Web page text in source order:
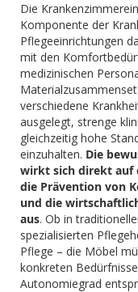
Die
Komponente der
Pflegeeinrichtungen
mit den
medizinischen
verschiedene
ausgelegt, strenge
gleichzeitig hohe
einzuhalten. Die
wirkt sich direkt auf
die Prävention von
und die
aus. Ob in
spezialisierten
Pflege – die Möbel
konkreten
Autonomiegrad